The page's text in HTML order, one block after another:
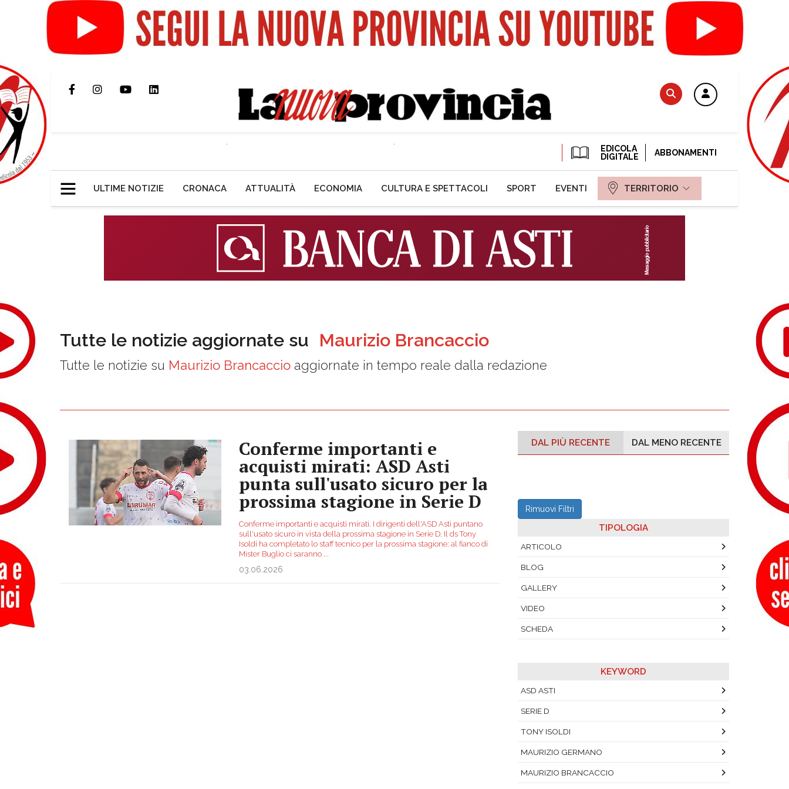
EDICOLA
DIGITALE
ABBONAMENTI
ULTIME NOTIZIE CRONACA ATTUALITÀ ECONOMIA CULTURA E SPETTACOLI SPORT EVENTI TERRITORIO
Tutte le notizie aggiornate su Maurizio Brancaccio
Tutte le notizie su Maurizio Brancaccio aggiornate in tempo reale dalla redazione
Conferme importanti e
acquisti mirati: ASD Asti
punta sull'usato sicuro per la
prossima stagione in Serie D
Conferme importanti e acquisti mirati. I dirigenti dell'ASD Asti puntano
sull'usato sicuro in vista della prossima stagione in Serie D. Il ds Tony
Isoldi ha completato lo staff tecnico per la prossima stagione: al fianco di
Mister Buglio ci saranno
03.06.2026
DAL PIÙ RECENTE DAL MENO RECENTE
Rimuovi Filtri
TIPOLOGIA
ARTICOLO
BLOG
GALLERY
VIDEO
SCHEDA
KEYWORD
ASD ASTI
SERIE D
TONY ISOLDI
MAURIZIO GERMANO
MAURIZIO BRANCACCIO